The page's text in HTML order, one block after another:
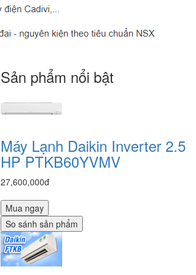
Sản phẩm nổi bật
Máy Lạnh Daikin Inverter 2.5
HP PTKB60YVMV
27,600,000đ
Mua ngay
So sánh sản phẩm